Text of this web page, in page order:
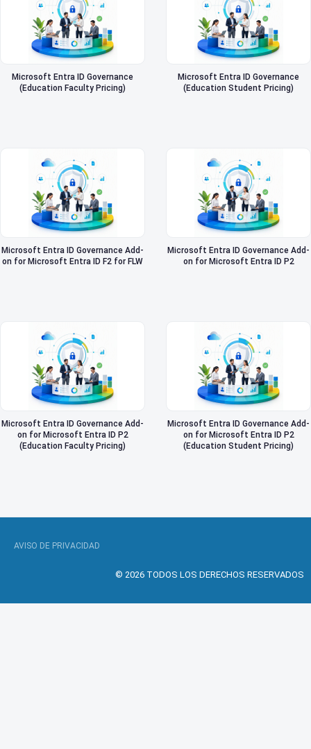
Microsoft Entra ID Governance
(Education Faculty Pricing)
Microsoft Entra ID Governance
(Education Student Pricing)
Microsoft Entra ID Governance Add-
on for Microsoft Entra ID F2 for FLW
Microsoft Entra ID Governance Add-
on for Microsoft Entra ID P2
Microsoft Entra ID Governance Add-
on for Microsoft Entra ID P2
(Education Faculty Pricing)
Microsoft Entra ID Governance Add-
on for Microsoft Entra ID P2
(Education Student Pricing)
AVISO DE PRIVACIDAD
© 2026 TODOS LOS DERECHOS RESERVADOS